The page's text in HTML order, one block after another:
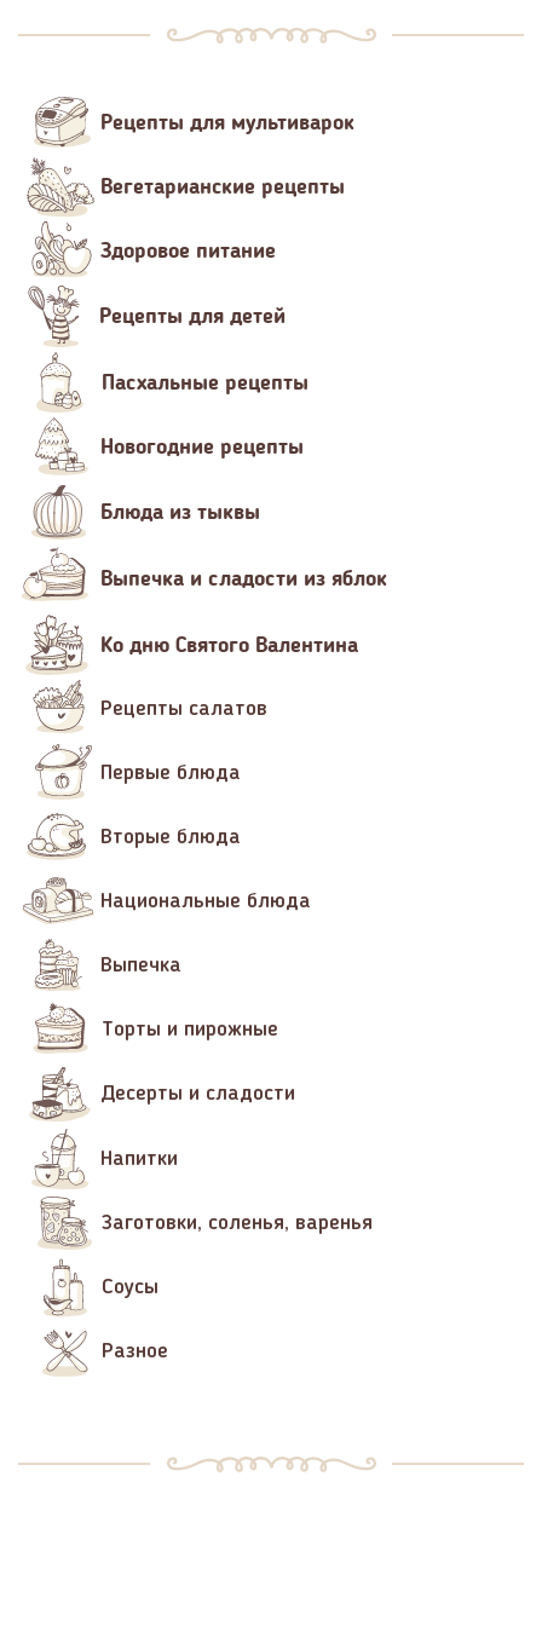
Рецепты для мультиварок
Вегетарианские рецепты
Здоровое питание
Рецепты для детей
Пасхальные рецепты
Новогодние рецепты
Блюда из тыквы
Выпечка и сладости из яблок
Ко дню Святого Валентина
Рецепты салатов
Первые блюда
Вторые блюда
Национальные блюда
Выпечка
Торты и пирожные
Десерты и сладости
Напитки
Заготовки, соленья, варенья
Соусы
Разное